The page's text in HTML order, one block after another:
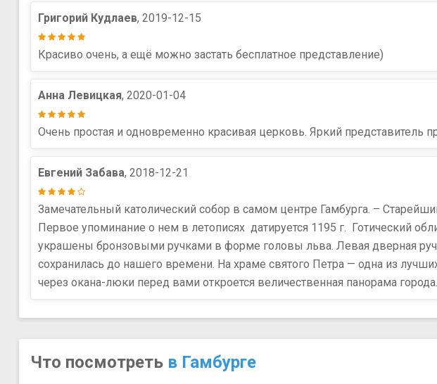
Григорий Кудлаев, 2019-12-15
Красиво очень, а ещё можно застать бесплатное представление)
Анна Левицкая, 2020-01-04
Очень простая и одновременно красивая церковь. Яркий представитель
Евгений Забава, 2018-12-21
Замечательный католический собор в самом центре Гамбурга. –
Первое упоминание о нем в летописях датируется 1195 г. Готический
украшены бронзовыми ручками в форме головы льва. Левая дверная
сохранилась до нашего времени. На храме святого Петра — одна из
через окана-люки перед вами откроется величественная панорама города.
Что посмотреть в Гамбурге